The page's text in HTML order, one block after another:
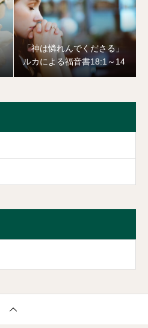
「神は憐れんでくださる」
ルカによる福音書18:1～14